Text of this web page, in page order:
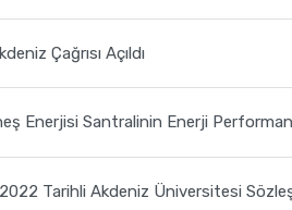
Çağrısı Açıldı
Enerjisi Santralinin Enerji
Tarihli Akdeniz Üniversitesi